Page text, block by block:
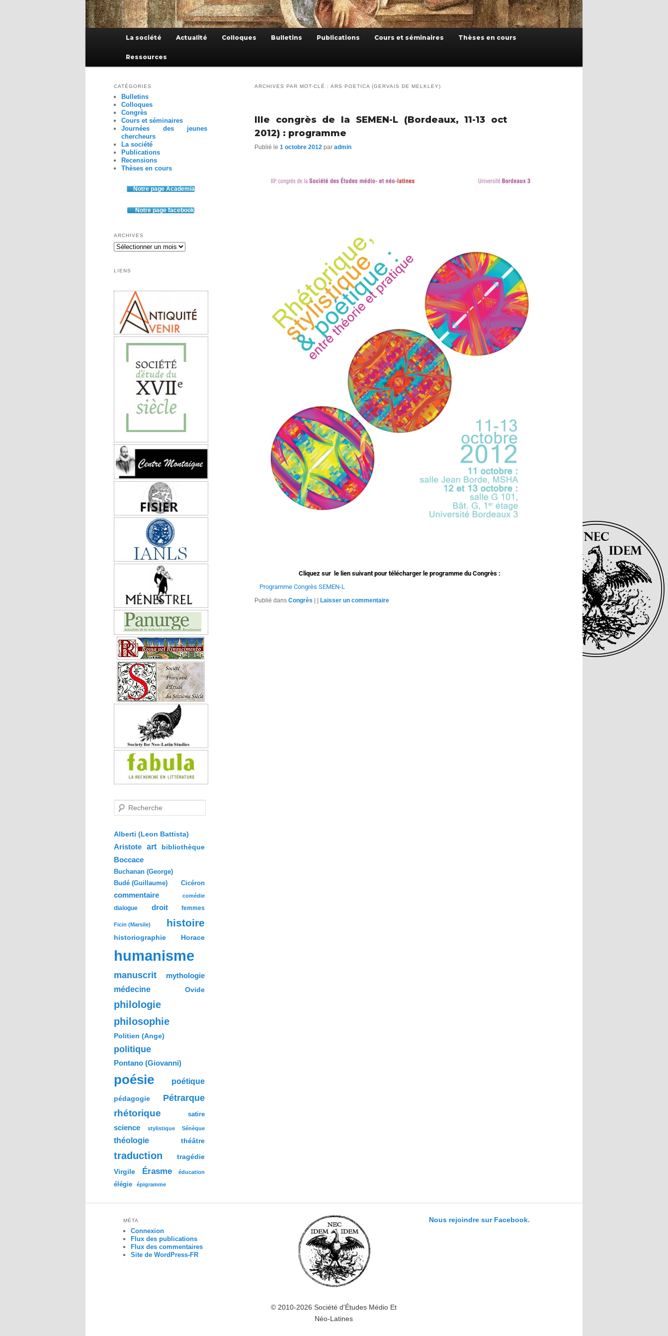
La société Actualité Colloques Bulletins Publications Cours et séminaires Thèses en cours
Ressources
ARCHIVES PAR MOT-CLÉ : ARS POETICA (GERVAIS DE MELKLEY)
IIIe congrès de la SEMEN-L (Bordeaux, 11-13 oct
2012) : programme
Publié le 1 octobre 2012 par admin
Cliquez sur le lien suivant pour télécharger le programme du Congrès :
Programme Congrès SEMEN-L
Publié dans Congrès | | Laisser un commentaire
CATÉGORIES
Bulletins
Colloques
Congrès
Cours et séminaires
Journées des jeunes
chercheurs
La société
Publications
Recensions
Thèses en cours
Notre page Academia
Notre page facebook
ARCHIVES
LIENS
c
e
c
e
Alberti (Leon Battista)
Aristote art bibliothèque
Boccace
Buchanan (George)
Budé (Guillaume) Cicéron
commentaire comédie
dialogue droit femmes
Ficin (Marsile) histoire
historiographie Horace
humanisme
manuscrit
mythologie
médecine
Ovide
philologie
philosophie
Politien (Ange)
politique
Pontano (Giovanni)
poésie poétique
pédagogie Pétrarque
rhétorique satire
science stylistique Sénèque
théologie théâtre
traduction
tragédie
Virgile
Érasme éducation
élégie épigramme
MÉTA
Connexion
Flux des publications
Flux des commentaires
Site de WordPress-FR
© 2010-2026 Société d'Études Médio Et
Néo-Latines
Nous rejoindre sur Facebook.